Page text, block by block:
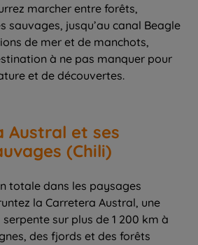
marcher entre forêts,
sauvages, jusqu’au canal Beagle
de mer et de manchots,
à ne pas manquer pour
et de découvertes.
Austral et ses
(Chili)
totale dans les paysages
la Carretera Austral, une
sur plus de 1 200 km à
des fjords et des forêts